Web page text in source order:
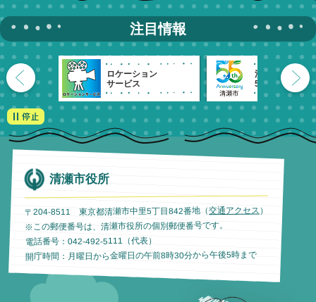
注目情報
ロケーション
サービス
清瀬市
55周年記念
清瀬市役所
〒204-8511 東京都清瀬市中里5丁目842番地（交通アクセス ）
※この郵便番号は、清瀬市役所の個別郵便番号です。
電話番号：042-492-5111（代表）
開庁時間：月曜日から金曜日の午前8時30分から午後5時まで